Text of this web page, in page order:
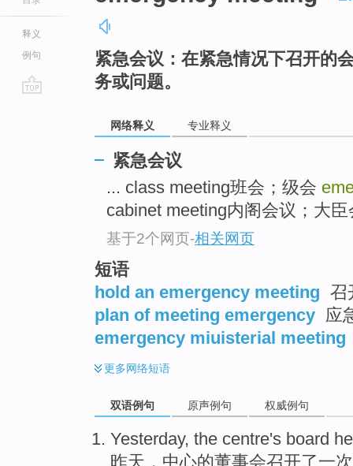
释义
例句
紧急会议：在紧急情况下召开的
务或问题。
网络释义 专业释义
紧急会议
... class meeting班会；级会
cabinet meeting内阁会议；大臣
基于2个网页-相关网页
短语
hold an emergency meeting 召
plan of meeting emergency 应
emergency miuisterial meeting
更多网络短语
双语例句 原声例句 权威例句
Yesterday, the centre's board
昨天 ， 中心的董事会召开了一次